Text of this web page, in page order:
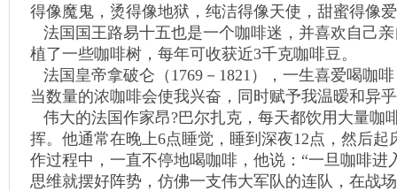
得像魔鬼，烫得像地狱，纯洁得像天使，甜蜜得像
法国国王路易十五也是一个咖啡迷，并喜欢自己
植了一些咖啡树，每年可收获近3千克咖啡豆。
法国皇帝拿破仑（1769－1821），一生喜爱喝咖
当数量的浓咖啡会使我兴奋，同时赋予我温暧和
伟大的法国作家昂?巴尔扎克，每天都饮用大量咖
挥。他通常在晚上6点睡觉，睡到深夜12点，然后起
作过程中，一直不停地喝咖啡，他说：“一旦咖啡进
思维就摆好阵势，仿佛一支伟大军队的连队，在战